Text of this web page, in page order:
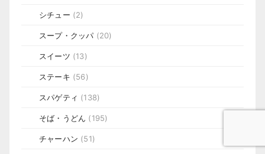
シチュー (2)
スープ・クッパ (20)
スイーツ (13)
ステーキ (56)
スパゲティ (138)
そば・うどん (195)
チャーハン (51)